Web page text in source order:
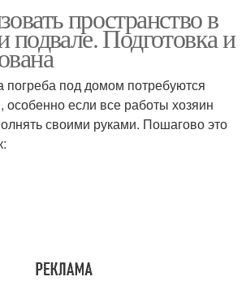
пространство в
подвале. Подготовка и
погреба под домом потребуются
особенно если все работы хозяин
своими руками. Пошагово это